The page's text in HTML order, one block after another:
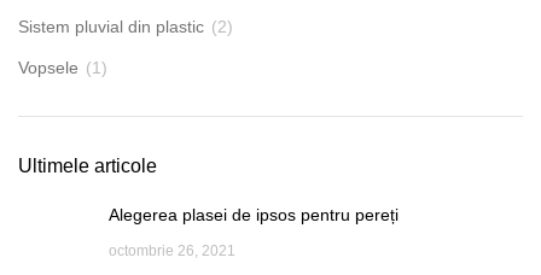
Sistem pluvial din plastic (2)
Vopsele (1)
Ultimele articole
Alegerea plasei de ipsos pentru pereți
octombrie 26, 2021